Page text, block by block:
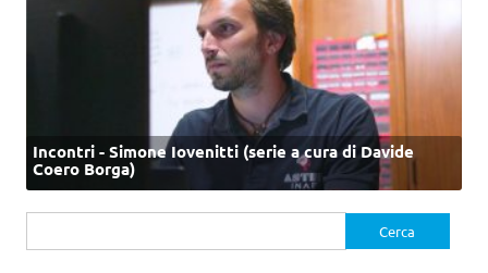
Incontri - Simone Iovenitti (serie a cura di Davide
Coero Borga)
per: